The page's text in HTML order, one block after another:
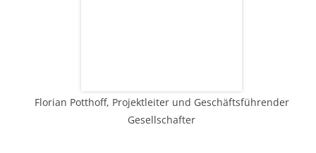
Florian Potthoff, Projektleiter und Geschäftsführender
Gesellschafter